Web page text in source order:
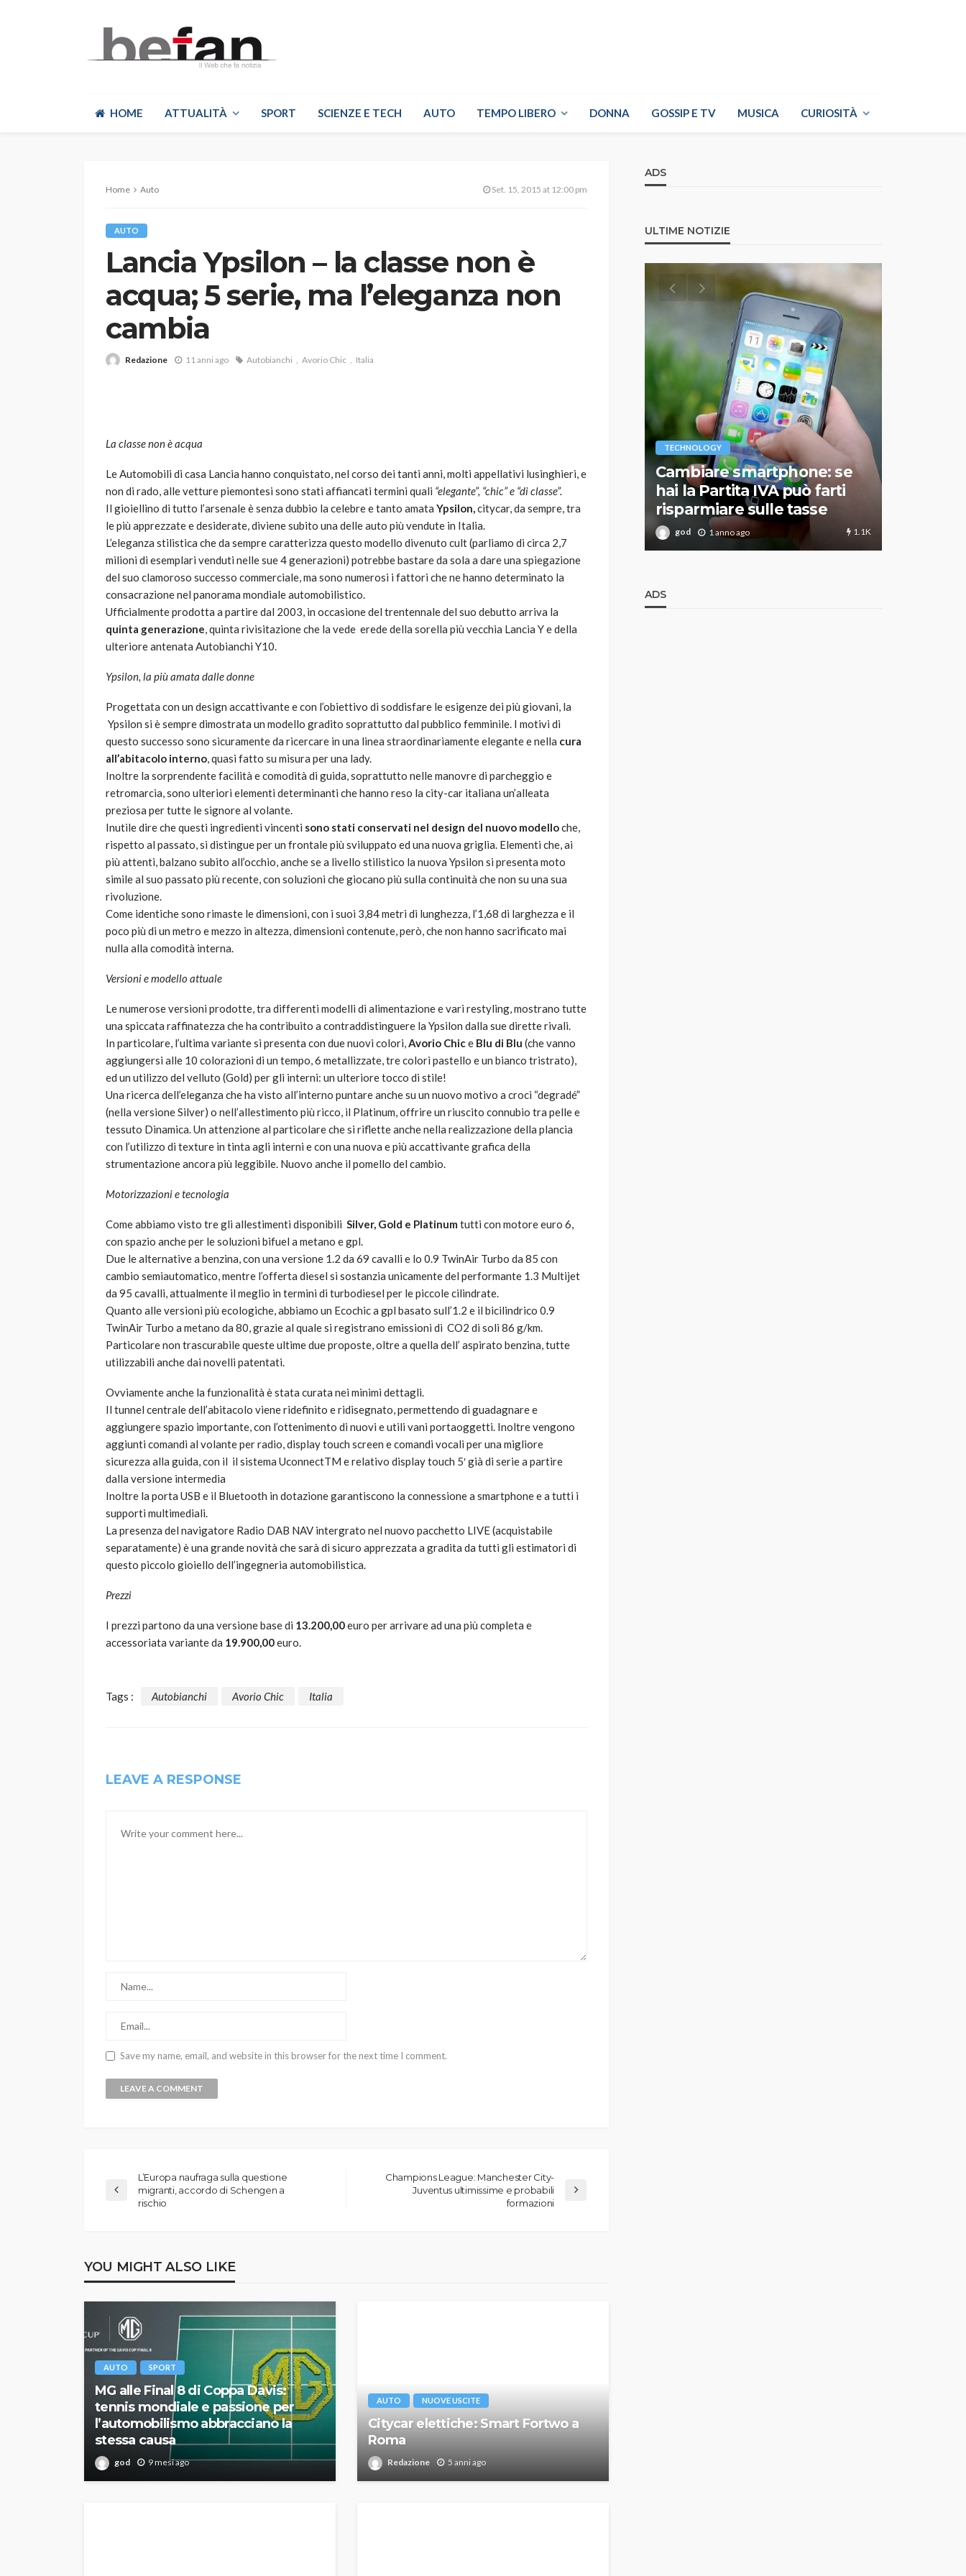
HOME ATTUALITÀ SPORT SCIENZE E TECH AUTO TEMPO LIBERO DONNA GOSSIP E TV MUSICA CURIOSITÀ
Home Auto Set. 15, 2015 at 12:00 pm
AUTO
Lancia Ypsilon – la classe non è
acqua; 5 serie, ma l’eleganza non
cambia
Redazione 11 anni ago Autobianchi Avorio Chic Italia
La classe non è acqua
Le Automobili di casa Lancia hanno conquistato, nel corso dei tanti anni, molti appellativi lusinghieri, e
non di rado, alle vetture piemontesi sono stati affiancati termini quali “elegante”, “chic” e “di classe”.
Il gioiellino di tutto l’arsenale è senza dubbio la celebre e tanto amata Ypsilon,citycar, da sempre, tra
le più apprezzate e desiderate, diviene subito una delle auto più vendute in Italia.
L’eleganza stilistica che da sempre caratterizza questo modello divenuto cult (parliamo di circa 2,7
milioni di esemplari venduti nelle sue 4 generazioni) potrebbe bastare da sola a dare una spiegazione
del suo clamoroso successo commerciale, ma sono numerosi i fattori che ne hanno determinato la
consacrazione nel panorama mondiale automobilistico.
Ufficialmente prodotta a partire dal 2003, in occasione del trentennale del suo debutto arriva la
quinta generazione, quinta rivisitazione che la vede erede della sorella più vecchia Lancia Y e della
ulteriore antenata Autobianchi Y10.
Ypsilon, la più amata dalle donne
Progettata con un design accattivante e con l’obiettivo di soddisfare le esigenze dei più giovani, la
Ypsilon si è sempre dimostrata un modello gradito soprattutto dal pubblico femminile. I motivi di
questo successo sono sicuramente da ricercare in una linea straordinariamente elegante e nella cura
all’abitacolo interno, quasi fatto su misura per una lady.
Inoltre la sorprendente facilità e comodità di guida, soprattutto nelle manovre di parcheggio e
retromarcia, sono ulteriori elementi determinanti che hanno reso la city-car italiana un’alleata
preziosa per tutte le signore al volante.
Inutile dire che questi ingredienti vincenti sono stati conservati nel design del nuovo modelloche,
rispetto al passato, si distingue per un frontale più sviluppato ed una nuova griglia. Elementi che, ai
più attenti, balzano subito all’occhio, anche se a livello stilistico la nuova Ypsilon si presenta moto
simile al suo passato più recente, con soluzioni che giocano più sulla continuità che non su una sua
rivoluzione.
Come identiche sono rimaste le dimensioni, con i suoi 3,84 metri di lunghezza, l’1,68 di larghezza e il
poco più di un metro e mezzo in altezza, dimensioni contenute, però, che non hanno sacrificato mai
nulla alla comodità interna.
Versioni e modello attuale
Le numerose versioni prodotte, tra differenti modelli di alimentazione e vari restyling, mostrano tutte
una spiccata raffinatezza che ha contribuito a contraddistinguere la Ypsilon dalla sue dirette rivali.
In particolare, l’ultima variante si presenta con due nuovi colori,Avorio Chice Blu di Blu (che vanno
aggiungersi alle 10 colorazioni di un tempo, 6 metallizzate, tre colori pastello e un bianco tristrato),
ed un utilizzo del velluto (Gold) per gli interni: un ulteriore tocco di stile!
Una ricerca dell’eleganza che ha visto all’interno puntare anche su un nuovo motivo a croci “degradé”
(nella versione Silver) o nell’allestimento più ricco, il Platinum, offrire un riuscito connubio tra pelle e
tessuto Dinamica. Un attenzione al particolare che si riflette anche nella realizzazione della plancia
con l’utilizzo di texture in tinta agli interni e con una nuova e più accattivante grafica della
strumentazione ancora più leggibile. Nuovo anche il pomello del cambio.
Motorizzazioni e tecnologia
Come abbiamo visto tre gli allestimenti disponibili Silver, Gold e Platinum tutti con motore euro 6,
con spazio anche per le soluzioni bifuel a metano e gpl.
Due le alternative a benzina, con una versione 1.2 da 69 cavalli e lo 0.9 TwinAir Turbo da 85 con
cambio semiautomatico, mentre l’offerta diesel si sostanzia unicamente del performante 1.3 Multijet
da 95 cavalli, attualmente il meglio in termini di turbodiesel per le piccole cilindrate.
Quanto alle versioni più ecologiche, abbiamo un Ecochic a gpl basato sull’1.2 e il bicilindrico 0.9
TwinAir Turbo a metano da 80, grazie al quale si registrano emissioni di CO2 di soli 86 g/km.
Particolare non trascurabile queste ultime due proposte, oltre a quella dell’ aspirato benzina, tutte
utilizzabili anche dai novelli patentati.
Ovviamente anche la funzionalità è stata curata nei minimi dettagli.
Il tunnel centrale dell’abitacolo viene ridefinito e ridisegnato, permettendo di guadagnare e
aggiungere spazio importante, con l’ottenimento di nuovi e utili vani portaoggetti. Inoltre vengono
aggiunti comandi al volante per radio, display touch screen e comandi vocali per una migliore
sicurezza alla guida, con il il sistema UconnectTM e relativo display touch 5′ già di serie a partire
dalla versione intermedia
Inoltre la porta USB e il Bluetooth in dotazione garantiscono la connessione a smartphone e a tutti i
supporti multimediali.
La presenza del navigatore Radio DAB NAV intergrato nel nuovo pacchetto LIVE (acquistabile
separatamente) è una grande novità che sarà di sicuro apprezzata a gradita da tutti gli estimatori di
questo piccolo gioiello dell’ingegneria automobilistica.
Prezzi
I prezzi partono da una versione base di 13.200,00euro per arrivare ad una più completa e
accessoriata variante da 19.900,00euro.
Tags : Autobianchi Avorio Chic Italia
LEAVE A RESPONSE
Save my name, email, and website in this browser for the next time I comment.
L’Europa naufraga sulla questione
migranti, accordo di Schengen a
rischio
Champions League: Manchester City-
Juventus ultimissime e probabili
formazioni
YOU MIGHT ALSO LIKE
AUTO SPORT
MG alle Final 8 di Coppa Davis:
tennis mondiale e passione per
l’automobilismo abbracciano la
stessa causa
god 9 mesi ago
AUTO NUOVE USCITE
Citycar elettiche: Smart Fortwo a
Roma
Redazione 5 anni ago
ADS
ULTIME NOTIZIE
Robot tagliaerba: quale
scegliere per il tuo prato
god 1 anno ago 785
passione per
l’automobilismo
abbracciano la stessa causa
god 9 mesi ago
TECHNOLOGY
Cambiare smartphone: se
hai la Partita IVA può farti
risparmiare sulle tasse
god 1 anno ago 1.1K
ADS